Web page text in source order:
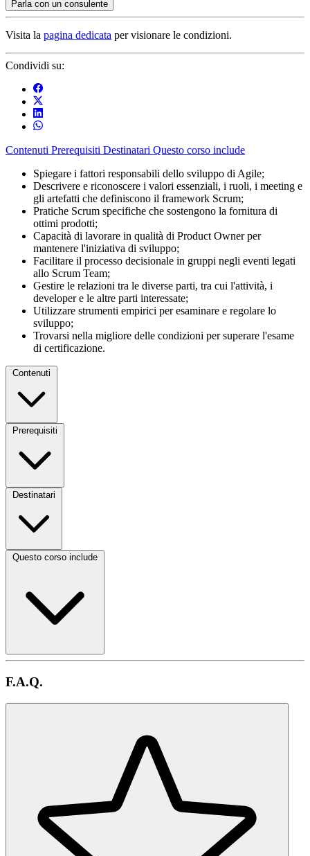
Parla con un consulente
Visita la pagina dedicata per visionare le condizioni.
Condividi su:
Contenuti Prerequisiti Destinatari Questo corso include
Spiegare i fattori responsabili dello sviluppo di Agile;
Descrivere e riconoscere i valori essenziali, i ruoli, i meeting e
gli artefatti che definiscono il framework Scrum;
Pratiche Scrum specifiche che sostengono la fornitura di
ottimi prodotti;
Capacità di lavorare in qualità di Product Owner per
mantenere l'iniziativa di sviluppo;
Facilitare il processo decisionale in gruppi negli eventi legati
allo Scrum Team;
Gestire le relazioni tra le diverse parti, tra cui l'attività, i
developer e le altre parti interessate;
Utilizzare strumenti empirici per esaminare e regolare lo
sviluppo;
Trovarsi nella migliore delle condizioni per superare l'esame
di certificazione.
Contenuti
Prerequisiti
Destinatari
Questo corso include
F.A.Q.